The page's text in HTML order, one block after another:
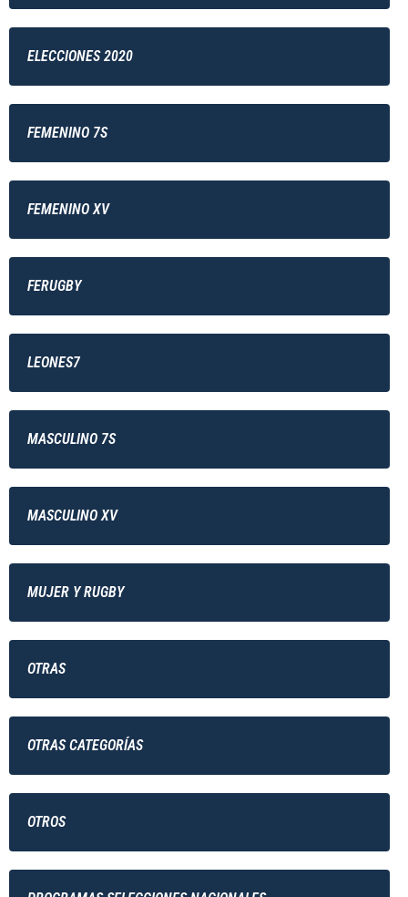
ELECCIONES 2020
FEMENINO 7S
FEMENINO XV
FERUGBY
LEONES7
MASCULINO 7S
MASCULINO XV
MUJER Y RUGBY
OTRAS
OTRAS CATEGORÍAS
OTROS